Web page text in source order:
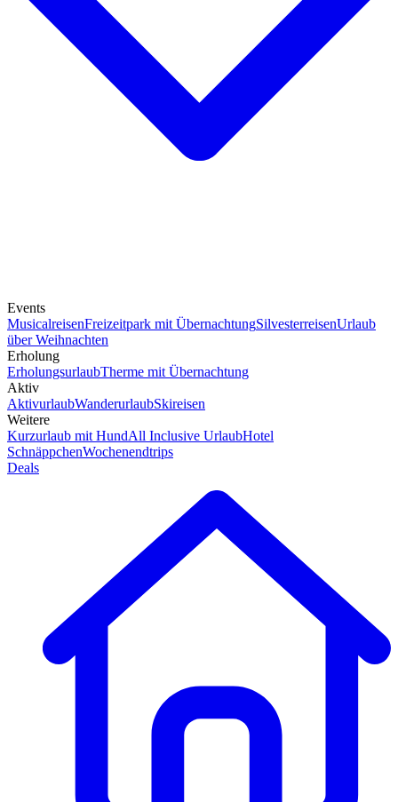
Events
MusicalreisenFreizeitpark mit ÜbernachtungSilvesterreisenUrlaub
über Weihnachten
Erholung
ErholungsurlaubTherme mit Übernachtung
Aktiv
AktivurlaubWanderurlaubSkireisen
Weitere
Kurzurlaub mit HundAll Inclusive UrlaubHotel
SchnäppchenWochenendtrips
Deals